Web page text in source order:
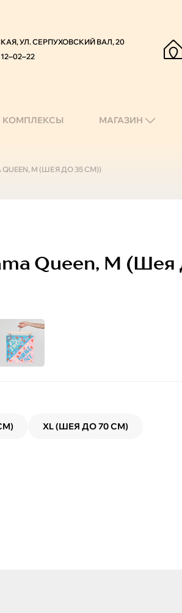
УЛ. СЕРПУХОВСКИЙ ВАЛ, 20
КОМПЛЕКСЫ МАГАЗИН
M (ШЕЯ ДО 35 СМ))
Queen, M (шея
XL (ШЕЯ ДО 70 СМ)